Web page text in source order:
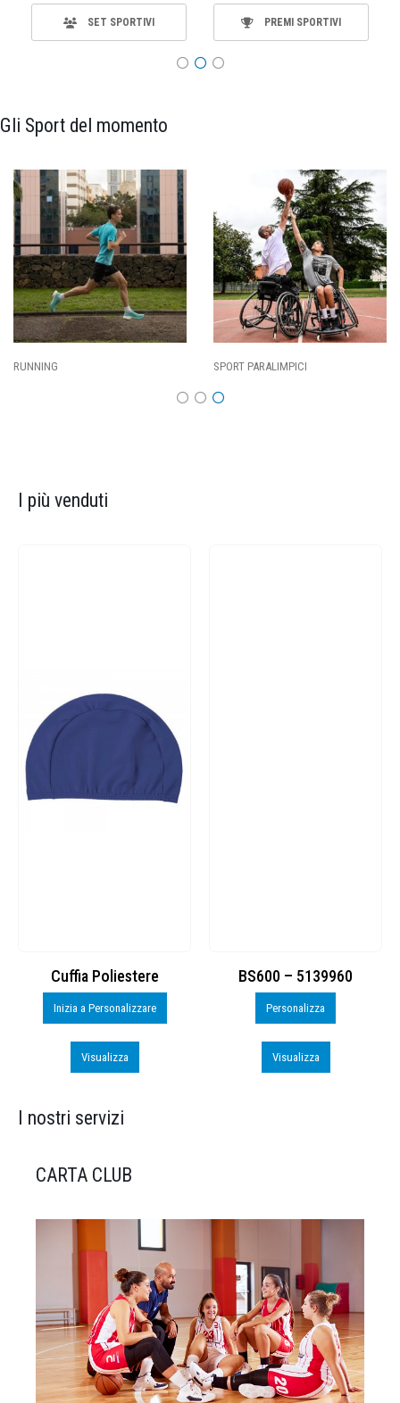
SET SPORTIVI PREMI SPORTIVI
Gli Sport del momento
SPORT PARALIMPICI
I più venduti
Cuffia Poliestere
Inizia a Personalizzare
Visualizza
BS600 – 5139960
Personalizza
Visualizza
I nostri servizi
CARTA CLUB